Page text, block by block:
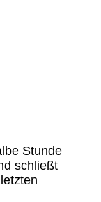
Stunde
schließt